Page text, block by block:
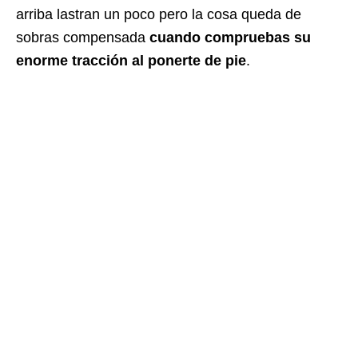
arriba lastran un poco pero la cosa queda de
sobras compensada cuando compruebas su
enorme tracción al ponerte de pie.